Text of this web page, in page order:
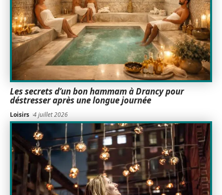
Les secrets d’un bon hammam à Drancy pour
déstresser après une longue journée
Loisirs 4 juillet 2026